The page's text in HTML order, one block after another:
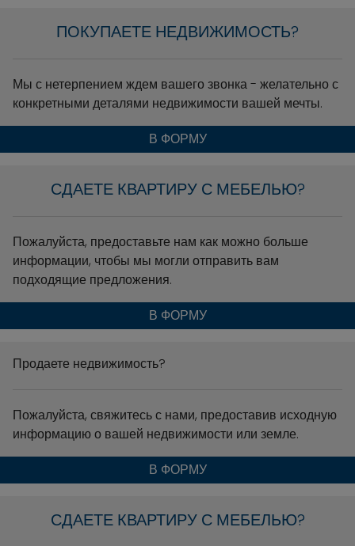
ПОКУПАЕТЕ НЕДВИЖИМОСТЬ?
Мы с нетерпением ждем вашего звонка - желательно с
конкретными деталями недвижимости вашей мечты.
В ФОРМУ
СДАЕТЕ КВАРТИРУ С МЕБЕЛЬЮ?
Пожалуйста, предоставьте нам как можно больше
информации, чтобы мы могли отправить вам
подходящие предложения.
В ФОРМУ
Продаете недвижимость?
Пожалуйста, свяжитесь с нами, предоставив исходную
информацию о вашей недвижимости или земле.
В ФОРМУ
СДАЕТЕ КВАРТИРУ С МЕБЕЛЬЮ?